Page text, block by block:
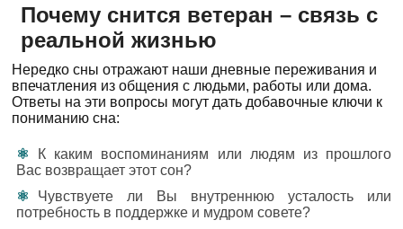
Почему снится ветеран – связь с
реальной жизнью
Нередко сны отражают наши дневные переживания и
впечатления из общения с людьми, работы или дома.
Ответы на эти вопросы могут дать добавочные ключи к
пониманию сна:
К каким воспоминаниям или людям из прошлого
Вас возвращает этот сон?
Чувствуете ли Вы внутреннюю усталость или
потребность в поддержке и мудром совете?